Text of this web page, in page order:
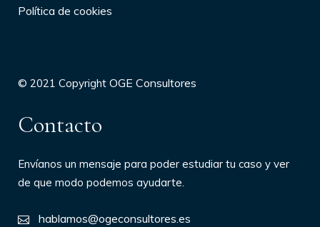
Política de cookies
© 2021 Copyright OGE Consultores
Contacto
Envíanos un mensaje para poder estudiar tu caso y ver
de que modo podemos ayudarte.
hablamos@ogeconsultores.es